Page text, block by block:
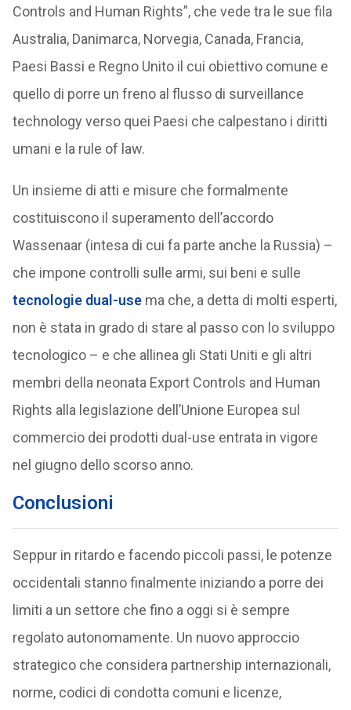
Controls and Human Rights”, che vede tra le sue fila
Australia, Danimarca, Norvegia, Canada, Francia,
Paesi Bassi e Regno Unito il cui obiettivo comune e
quello di porre un freno al flusso di surveillance
technology verso quei Paesi che calpestano i diritti
umani e la rule of law.
Un insieme di atti e misure che formalmente
costituiscono il superamento dell’accordo
Wassenaar (intesa di cui fa parte anche la Russia) –
che impone controlli sulle armi, sui beni e sulle
tecnologie dual-usema che, a detta di molti esperti,
non è stata in grado di stare al passo con lo sviluppo
tecnologico – e che allinea gli Stati Uniti e gli altri
membri della neonata Export Controls and Human
Rights alla legislazione dell’Unione Europea sul
commercio dei prodotti dual-use entrata in vigore
nel giugno dello scorso anno.
Conclusioni
Seppur in ritardo e facendo piccoli passi, le potenze
occidentali stanno finalmente iniziando a porre dei
limiti a un settore che fino a oggi si è sempre
regolato autonomamente. Un nuovo approccio
strategico che considera partnership internazionali,
norme, codici di condotta comuni e licenze,